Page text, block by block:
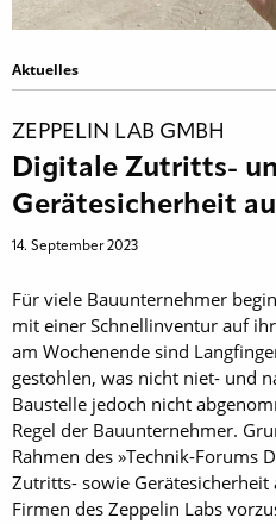
Aktuelles
ZEPPELIN LAB GMBH
Digitale Zutritts-
Gerätesicherheit
14. September 2023
Für viele Bauunternehmer
mit einer Schnellinventur auf
am Wochenende sind
gestohlen, was nicht niet- und
Baustelle jedoch nicht
Regel der Bauunternehmer.
Rahmen des »Technik-Forums
Zutritts- sowie Gerätesicherheit
Firmen des Zeppelin Labs